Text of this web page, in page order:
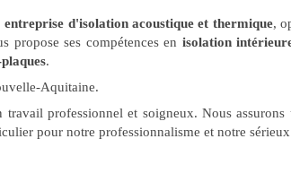
entreprise d'isolation acoustique et thermique,
propose ses compétences en isolation
.
Aquitaine.
professionnel et soigneux. Nous assurons
pour notre professionnalisme et notre